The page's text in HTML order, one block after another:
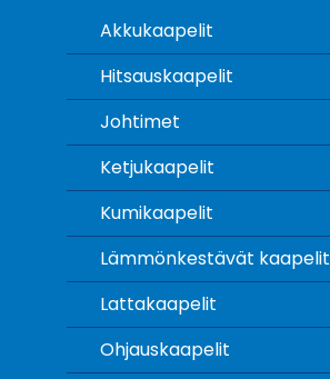
Akkukaapelit
Hitsauskaapelit
Johtimet
Ketjukaapelit
Kumikaapelit
Lämmönkestävät kaapelit
Lattakaapelit
Ohjauskaapelit